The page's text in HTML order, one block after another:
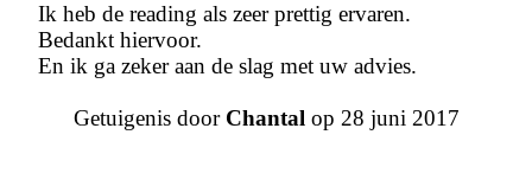
Ik heb de reading als zeer prettig ervaren.
Bedankt hiervoor.
En ik ga zeker aan de slag met uw advies.
Getuigenis door Chantal op 28 juni 2017